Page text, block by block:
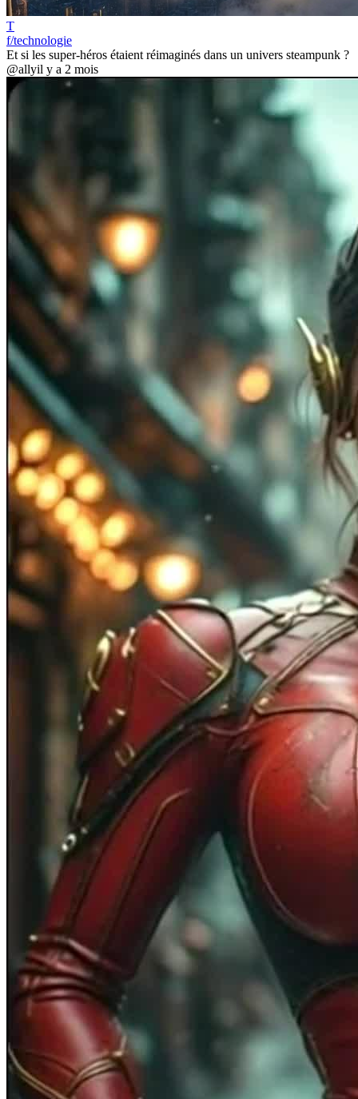
T
f/technologie
Et si les super-héros étaient réimaginés dans un univers steampunk ?
@allyil y a 2 mois